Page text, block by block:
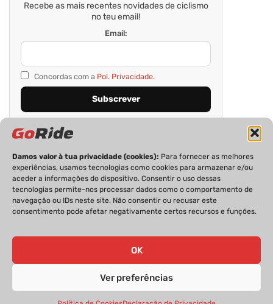
Damos valor à tua privacidade (cookies): Para fornecer as melhores
experiências, usamos tecnologias como cookies para armazenar e/ou
aceder a informações do dispositivo. Consentir o uso dessas
tecnologias permite-nos processar dados como o comportamento de
navegação ou IDs neste site. Não consentir ou recusar este
consentimento pode afetar negativamente certos recursos e funções.
OK
Ver preferências
Recebe as mais recentes novidades de ciclismo
no teu email!
Email:
Concordas com a Pol. Privacidade.
PRIVACIDADE FICHA TÉCNICA
ESTATUTO EDITORIAL
GoRide 2026 | Todos os direitos reservados.